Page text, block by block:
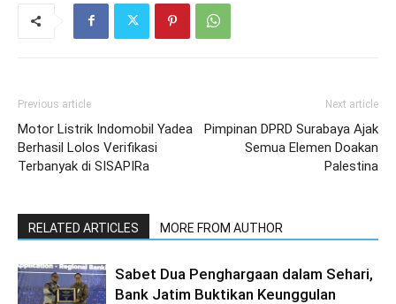
Previous article
Motor Listrik Indomobil Yadea
Berhasil Lolos Verifikasi
Terbanyak di SISAPIRa
Next article
Pimpinan DPRD Surabaya Ajak
Semua Elemen Doakan
Palestina
RELATED ARTICLES MORE FROM AUTHOR
Sabet Dua Penghargaan dalam Sehari,
Bank Jatim Buktikan Keunggulan